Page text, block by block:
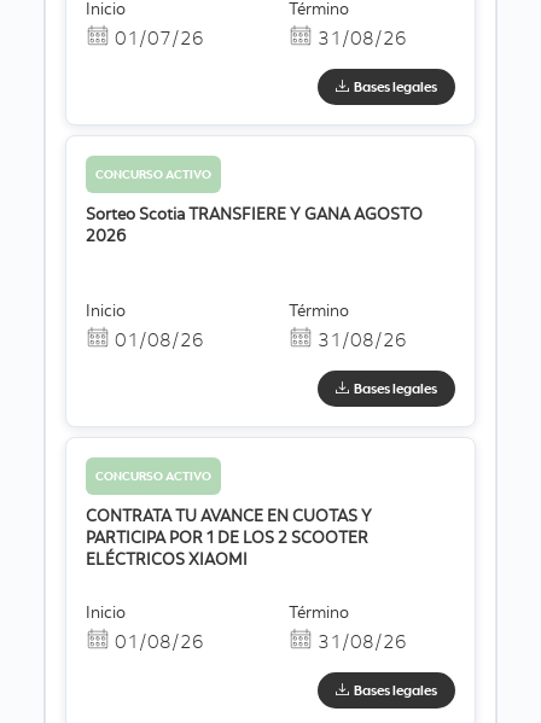
Inicio
01/07/26
Término
31/08/26
Bases legales
CONCURSO ACTIVO
Sorteo Scotia TRANSFIERE Y GANA AGOSTO
2026
Inicio
01/08/26
Término
31/08/26
Bases legales
CONCURSO ACTIVO
CONTRATA TU AVANCE EN CUOTAS Y
PARTICIPA POR 1 DE LOS 2 SCOOTER
ELÉCTRICOS XIAOMI
Inicio
01/08/26
Término
31/08/26
Bases legales